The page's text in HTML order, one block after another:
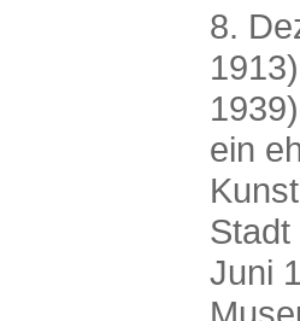
8.
ein
Juni